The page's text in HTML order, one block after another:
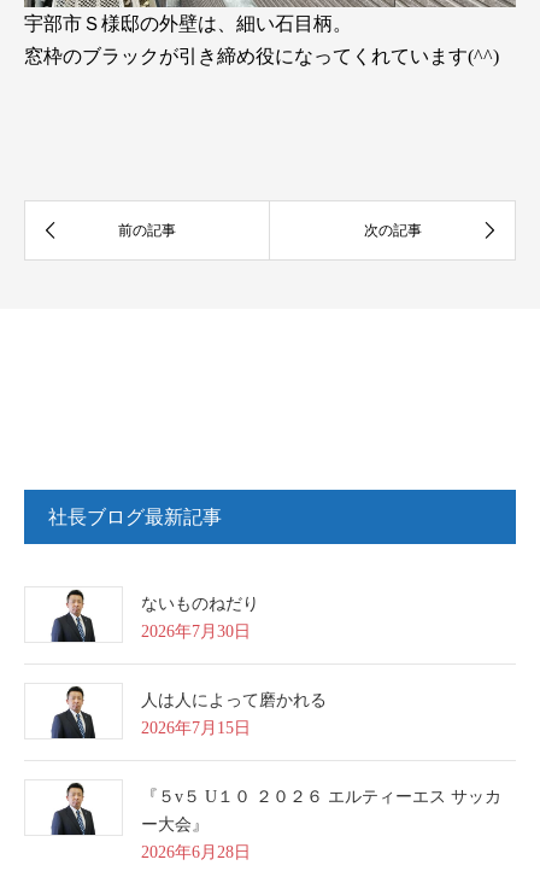
宇部市Ｓ様邸の外壁は、細い石目柄。
窓枠のブラックが引き締め役になってくれています(^^)
社長ブログ最新記事
ないものねだり
2026年7月30日
人は人によって磨かれる
2026年7月15日
『５v５ U１０ ２０２６ エルティーエス サッカ
ー大会』
2026年6月28日